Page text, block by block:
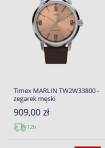
Timex MARLIN TW2W33800 -
zegarek męski
909,00 zł
12h